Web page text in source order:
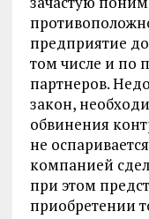
предприятие
том числе и по
партнеров.
закон,
обвинения
не
компанией
при этом
приобретении